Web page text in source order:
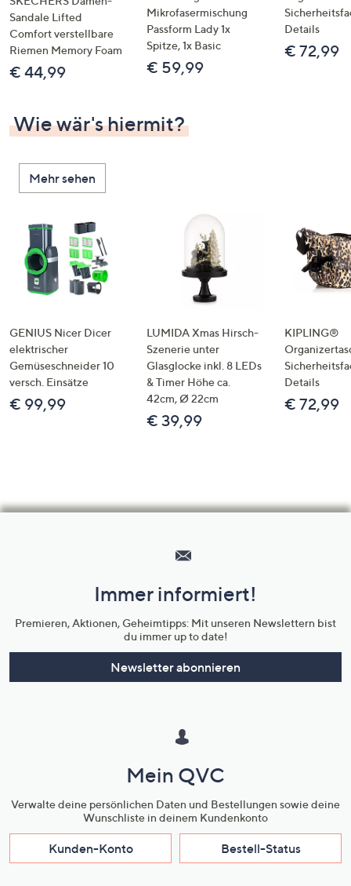
rechts,
um
diese
anzuzeigen.
Sandale Lifted
Comfort verstellbare
Riemen Memory Foam
€ 44,99
Mikrofasermischung
Passform Lady 1x
Spitze, 1x Basic
€ 59,99
Details
€ 72,99
Wie wär's hiermit?
Mehr sehen
GENIUS Nicer Dicer
elektrischer
Gemüseschneider 10
versch. Einsätze
€ 99,99
LUMIDA Xmas Hirsch-
Szenerie unter
Glasglocke inkl. 8 LEDs
& Timer Höhe ca.
42cm, Ø 22cm
€ 39,99
KIPLING®
Details
€ 72,99
Unternehmensinformationen
Immer informiert!
Premieren, Aktionen, Geheimtipps: Mit unseren Newslettern bist
du immer up to date!
Newsletter abonnieren
Mein QVC
Verwalte deine persönlichen Daten und Bestellungen sowie deine
Wunschliste in deinem Kundenkonto
Kunden-Konto Bestell-Status